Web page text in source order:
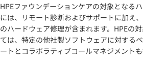
HPEファウンデーションケアの対象となる
には、リモート診断およびサポートに加え
のハードウェア修理が含まれます。HPEの
ては、特定の他社製ソフトウェアに対する
ートとコラボラティブコールマネジメントも